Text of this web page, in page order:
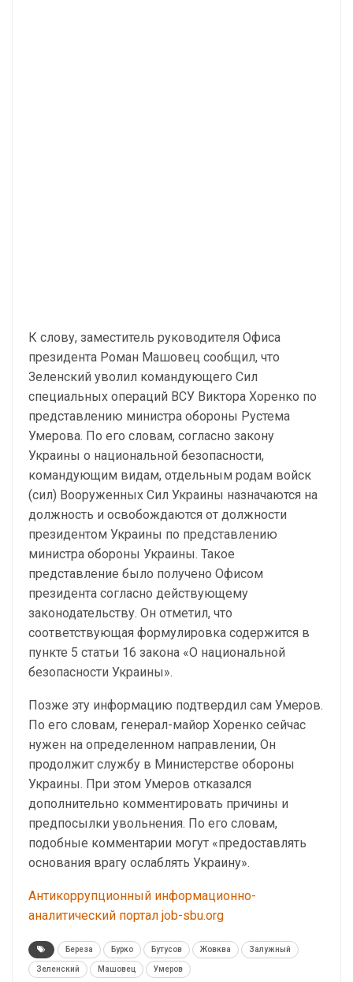
К слову, заместитель руководителя Офиса
президента Роман Машовец сообщил, что
Зеленский уволил командующего Сил
специальных операций ВСУ Виктора Хоренко по
представлению министра обороны Рустема
Умерова. По его словам, согласно закону
Украины о национальной безопасности,
командующим видам, отдельным родам войск
(сил) Вооруженных Сил Украины назначаются на
должность и освобождаются от должности
президентом Украины по представлению
министра обороны Украины. Такое
представление было получено Офисом
президента согласно действующему
законодательству. Он отметил, что
соответствующая формулировка содержится в
пункте 5 статьи 16 закона «О национальной
безопасности Украины».
Позже эту информацию подтвердил сам Умеров.
По его словам, генерал-майор Хоренко сейчас
нужен на определенном направлении, Он
продолжит службу в Министерстве обороны
Украины. При этом Умеров отказался
дополнительно комментировать причины и
предпосылки увольнения. По его словам,
подобные комментарии могут «предоставлять
основания врагу ослаблять Украину».
Антикоррупционный информационно-
аналитический портал job-sbu.org
Береза Бурко Бутусов Жовква Залужный
Зеленский Машовец Умеров